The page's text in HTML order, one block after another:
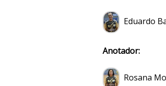
Eduardo
Anotador:
Rosana